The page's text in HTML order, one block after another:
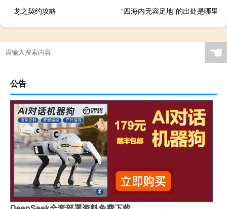
龙之契约攻略
“四海内无容足地”的出处是哪里
☚
公告